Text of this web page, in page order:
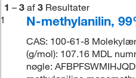
1 – 3 af 3 Resultater
1
N-methylanilin,
CAS: 100-61-8
(g/mol): 107.16 MDL
nøgle: